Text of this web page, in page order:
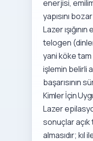
enerjisi,
yapısını
Lazer
telogen
yani köke tam
işlemin belirli
başarısının
Kimler İçin
Lazer
sonuçlar
almasıdır;